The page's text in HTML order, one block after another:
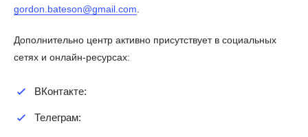
gordon.bateson@gmail.com
Дополнительно центр активно присутствует в социальных
сетях и онлайн-ресурсах:
ВКонтакте:
Телеграм: